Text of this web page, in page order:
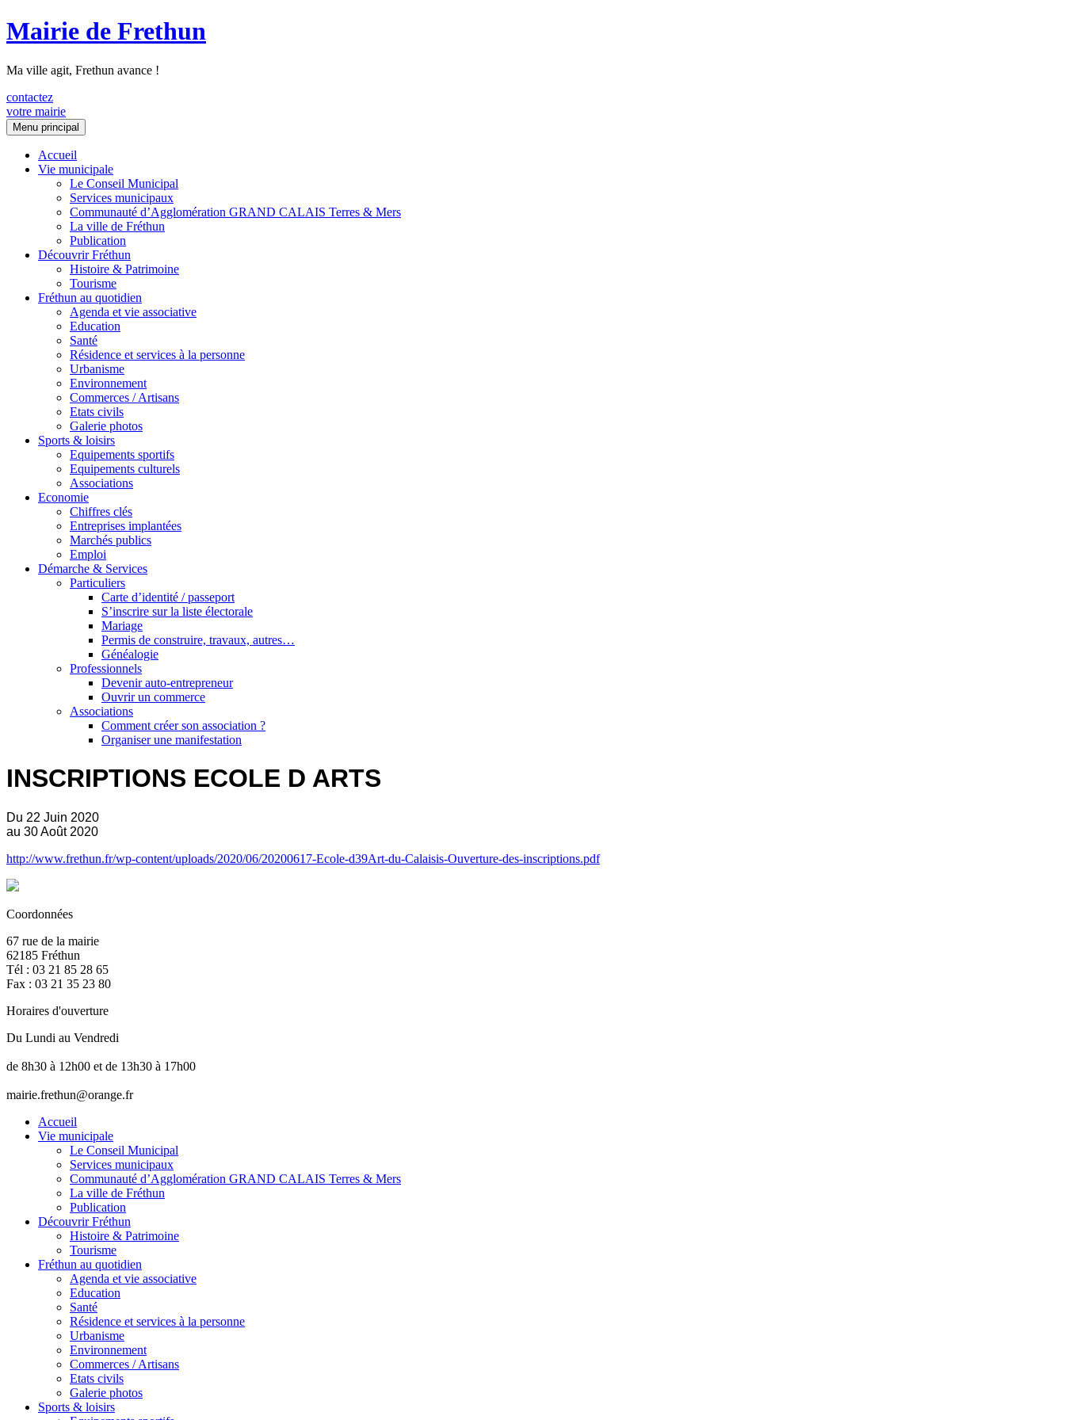
Mairie de Frethun
Ma ville agit, Frethun avance !
contactez
votre mairie
Menu principal
Aller
au
Accueil
Vie municipale
Le Conseil Municipal
Services municipaux
Communauté d’Agglomération GRAND CALAIS Terres & Mers
La ville de Fréthun
Publication
Découvrir Fréthun
Histoire & Patrimoine
Tourisme
Fréthun au quotidien
Agenda et vie associative
Education
Santé
Résidence et services à la personne
Urbanisme
Environnement
Commerces / Artisans
Etats civils
Galerie photos
Sports & loisirs
Equipements sportifs
Equipements culturels
Associations
Economie
Chiffres clés
Entreprises implantées
Marchés publics
Emploi
Démarche & Services
Particuliers
Carte d’identité / passeport
S’inscrire sur la liste électorale
Mariage
Permis de construire, travaux, autres…
Généalogie
Professionnels
Devenir auto-entrepreneur
Ouvrir un commerce
Associations
Comment créer son association ?
Organiser une manifestation
INSCRIPTIONS ECOLE D ARTS
Du 22 Juin 2020
au 30 Août 2020
http://www.frethun.fr/wp-content/uploads/2020/06/20200617-Ecole-d39Art-du-Calaisis-Ouverture-des-inscriptions.pdf
Coordonnées
67 rue de la mairie
62185 Fréthun
Tél : 03 21 85 28 65
Fax : 03 21 35 23 80
Horaires d'ouverture
Du Lundi au Vendredi
de 8h30 à 12h00 et de 13h30 à 17h00
mairie.frethun@orange.fr
Accueil
Vie municipale
Le Conseil Municipal
Services municipaux
Communauté d’Agglomération GRAND CALAIS Terres & Mers
La ville de Fréthun
Publication
Découvrir Fréthun
Histoire & Patrimoine
Tourisme
Fréthun au quotidien
Agenda et vie associative
Education
Santé
Résidence et services à la personne
Urbanisme
Environnement
Commerces / Artisans
Etats civils
Galerie photos
Sports & loisirs